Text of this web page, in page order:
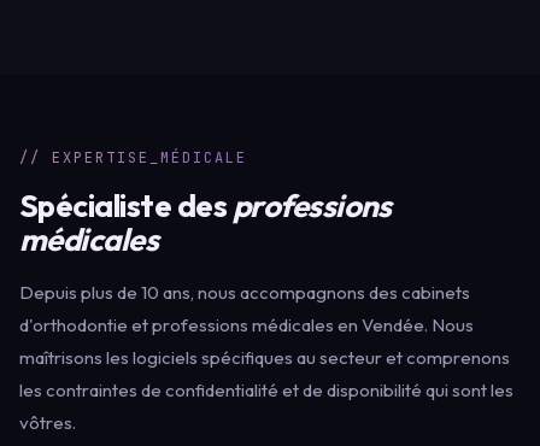
// EXPERTISE_MÉDICALE
Spécialiste desprofessions
médicales
Depuis plus de 10 ans, nous accompagnons des cabinets
d'orthodontie et professions médicales en Vendée. Nous
maîtrisons les logiciels spécifiques au secteur et comprenons
les contraintes de confidentialité et de disponibilité qui sont les
vôtres.